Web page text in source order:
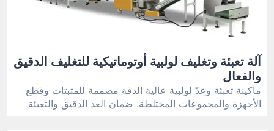
آلة تعبئة وتغليف لولبية أوتوماتيكية للتغليف الدقيق
والفعال
ماكينة تعبئة وعدّ لولبية عالية الدقة مصممة للمثبتات وقطع
الأجهزة والمجموعات المختلطة. ضمان العد الدقيق والتعبئة